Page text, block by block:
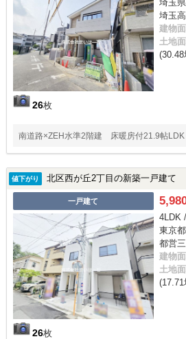
26枚
埼玉
埼玉
建物
土地
(30.48
南道路×ZEH水準2階建 床暖房付21.9帖
値下がり 北区西が丘2丁目の新築一戸建て
一戸建て
26枚
4LDK
東京
都営
建物
土地
(17.71